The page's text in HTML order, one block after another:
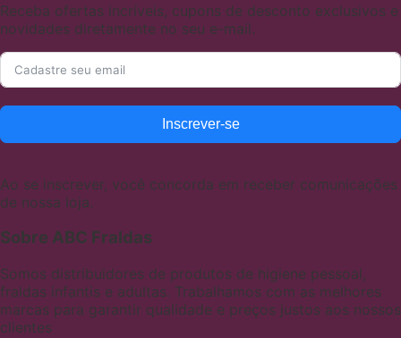
Receba ofertas incríveis, cupons de desconto exclusivos e
novidades diretamente no seu e-mail.
Inscrever-se
Ao se inscrever, você concorda em receber comunicações
de nossa loja.
Sobre ABC Fraldas
Somos distribuidores de produtos de higiene pessoal,
fraldas infantis e adultas. Trabalhamos com as melhores
marcas para garantir qualidade e preços justos aos nossos
clientes